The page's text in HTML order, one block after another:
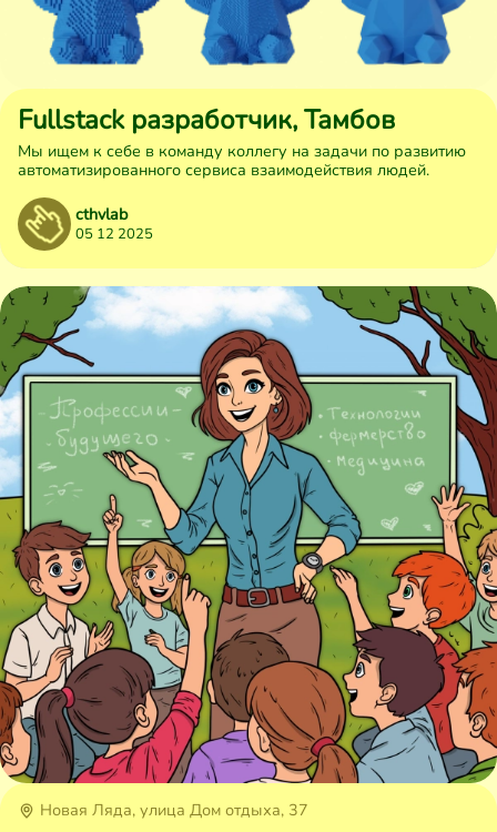
Fullstack разработчик, Тамбов
Мы ищем к себе в команду коллегу на задачи по развитию
автоматизированного сервиса взаимодействия людей.
cthvlab
05 12 2025
Новая Ляда, улица Дом отдыха, 37